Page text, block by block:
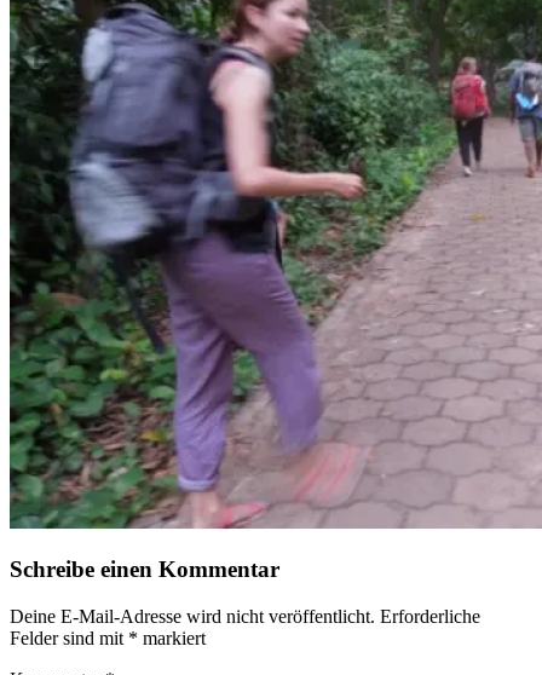
Schreibe einen Kommentar
Deine E-Mail-Adresse wird nicht veröffentlicht. Erforderliche
Felder sind mit * markiert